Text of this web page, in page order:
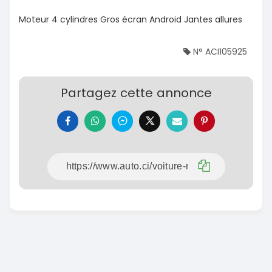
Moteur 4 cylindres Gros écran Android Jantes allures
N° ACI105925
Partagez cette annonce